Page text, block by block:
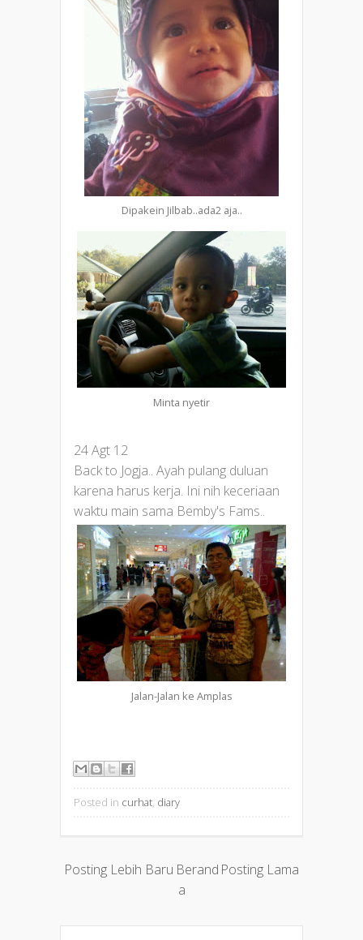
Dipakein Jilbab..ada2 aja..
Minta nyetir
24 Agt 12
Back to Jogja.. Ayah pulang duluan
karena harus kerja. Ini nih keceriaan
waktu main sama Bemby's Fams..
Jalan-Jalan ke Amplas
Posted in curhat, diary
Posting Lebih Baru Posting Lama
Berand
a